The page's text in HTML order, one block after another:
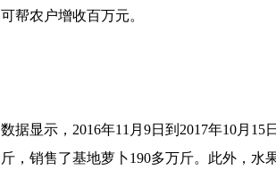
可帮农户增收百万元。
数据显示，2016年11月9日到2017年10月
斤，销售了基地萝卜190多万斤。此外，